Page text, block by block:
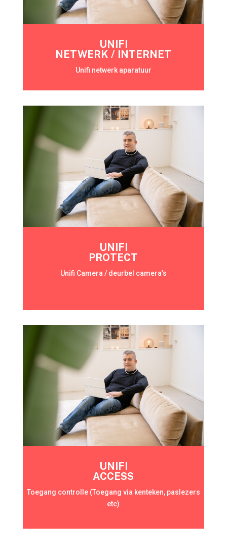
UNIFI
NETWERK / INTERNET
Unifi netwerk aparatuur
UNIFI
PROTECT
Unifi Camera / deurbel camera’s
UNIFI
ACCESS
Toegang controlle (Toegang via kenteken, paslezers
etc)